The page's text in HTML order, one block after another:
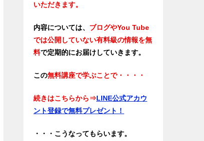
いただきます。
内容については、 ブログやYou Tube
では公開していない有料級の情報を無
料で定期的にお届けしていきます。
この無料講座で学ぶことで・・・・
続きはこちらから⇒LINE公式アカウ
ント登録で無料プレゼント！
・・・こうなってもらいます。